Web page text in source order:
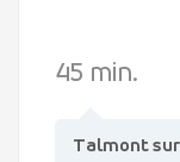
45 min.
Talmont sur